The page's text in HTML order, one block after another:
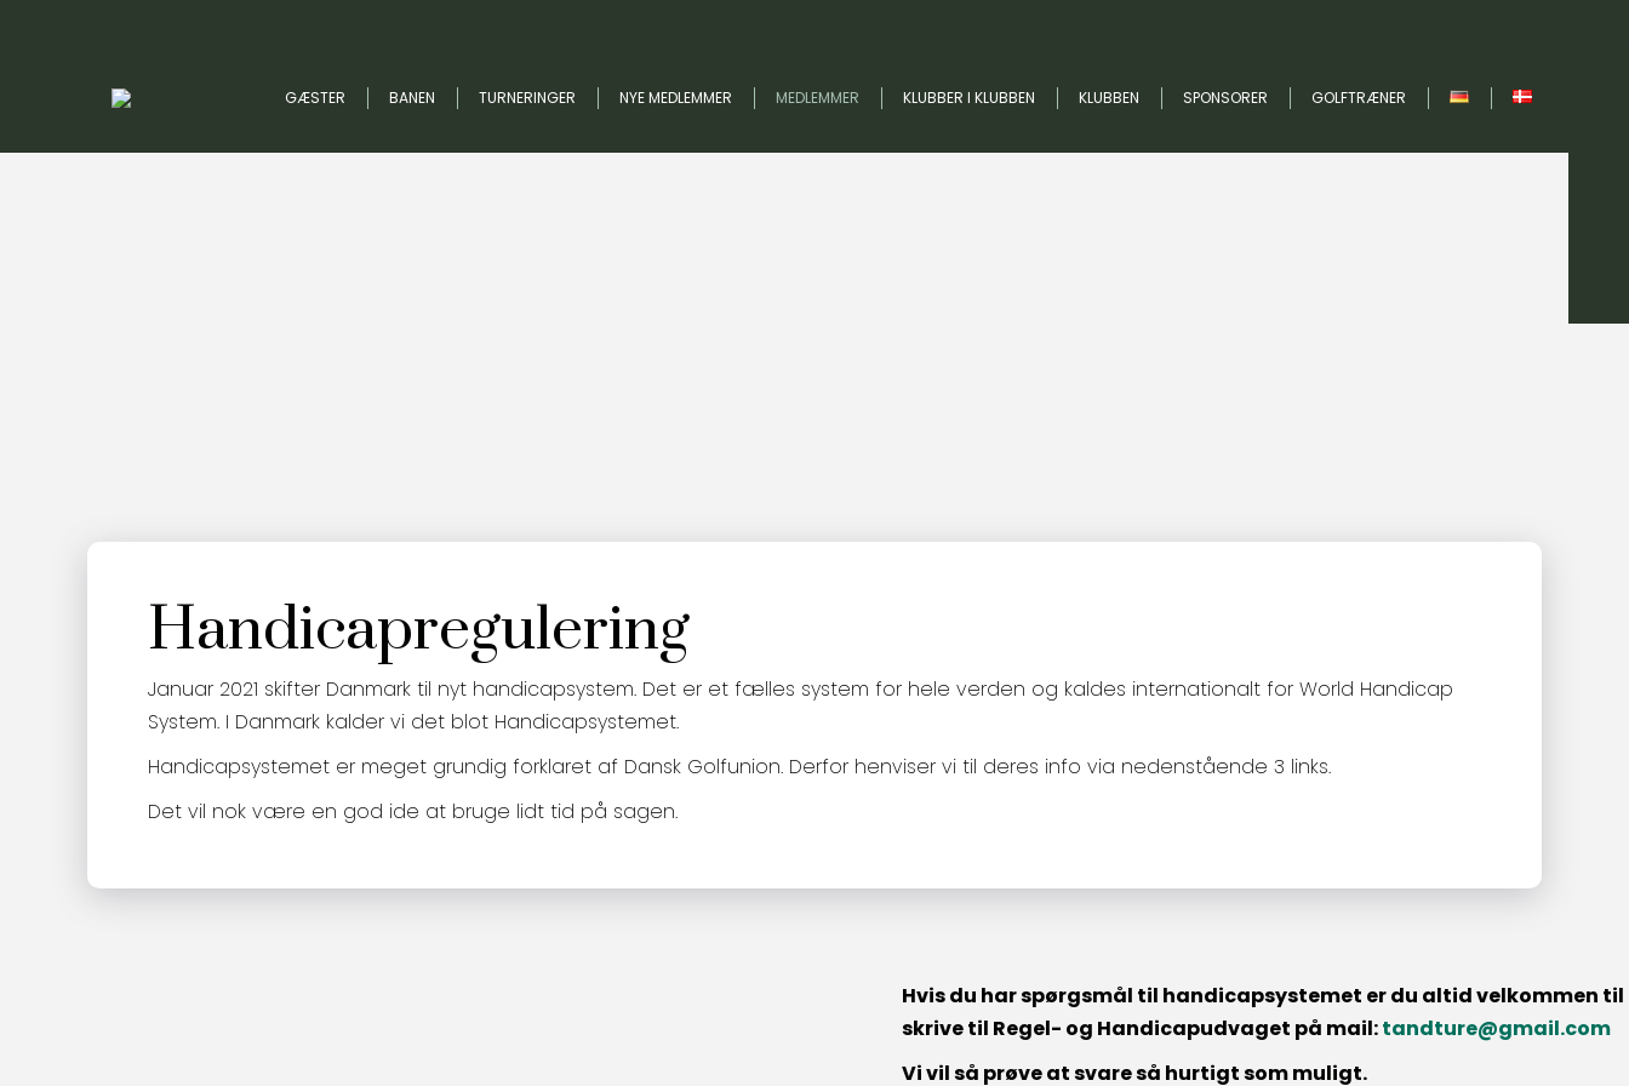
GÆSTER BANEN TURNERINGER NYE MEDLEMMER MEDLEMMER KLUBBER I KLUBBEN KLUBBEN SPONSORER GOLFTRÆNER
Handicapregulering
Januar 2021 skifter Danmark til nyt handicapsystem. Det er et fælles system for hele verden og kaldes internationalt for World Handicap
System. I Danmark kalder vi det blot Handicapsystemet.
Handicapsystemet er meget grundig forklaret af Dansk Golfunion. Derfor henviser vi til deres info via nedenstående 3 links.
Det vil nok være en god ide at bruge lidt tid på sagen.
Hvis du har spørgsmål til handicapsystemet er du altid velkommen
skrive til Regel- og Handicapudvaget på mail:tandture@gmail.com
Vi vil så prøve at svare så hurtigt som muligt.